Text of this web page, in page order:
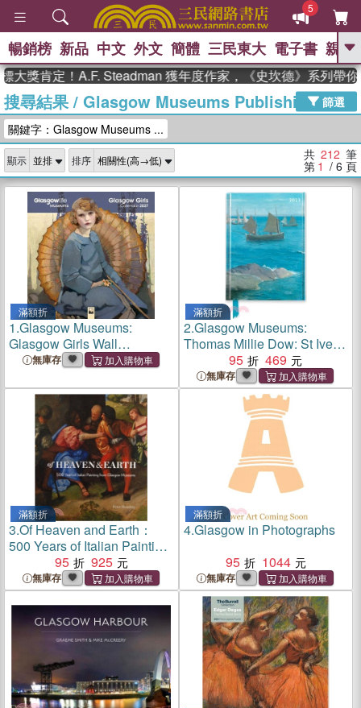
5
GO
熱搜： 東野圭吾 、 高希均教授回憶錄
、 The Odyssey 、 父親節 、 如果歷
史是一群喵
獎 臺灣漫遊錄 、 方念華 、 台灣的李
登輝時代
數學女孩：黎曼猜想 、
偉大的迷走神經
暢銷榜 新品 中文 外文 簡體 三民東大 電子書 親子
定！A.F. Steadman 獲年度作家，《史坎德》系列帶你踏上熱
搜尋結果/ Glasgow Museums Publishing 篩選
關鍵字：Glasgow Museums ...
顯示 排序 共 212 筆
第 1 / 6 頁
滿額折
1.Glasgow Museums:
Glasgow Girls Wall
Calendar 2027 (Art
無庫存
滿額折
2.Glasgow Museums:
Thomas Millie Dow: St Ives,
Cornwall Pocket Diary 2023
95 469
無庫存
滿額折
3.Of Heaven and Earth：
500 Years of Italian Painting
from Glasgow Museums
95 925
無庫存
滿額折
4.Glasgow in Photographs
95
1044
無庫存